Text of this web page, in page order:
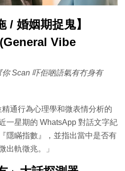
/ 婚姻期捉鬼】
Vibe
Scan 吓佢啲語氣有冇身有
通行為心理學和微表情分析的
一星期的 WhatsApp 對話文字紀
隱瞞指數』，並指出當中是否有
出軌徵兆。」